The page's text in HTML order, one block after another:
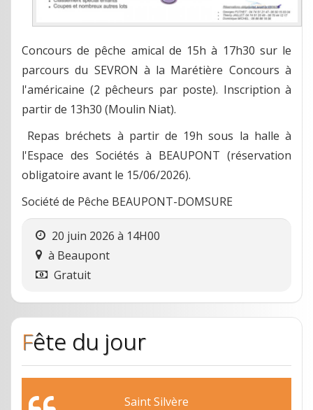
Concours de pêche amical de 15h à 17h30 sur le
parcours du SEVRON à la Marétière Concours à
l'américaine (2 pêcheurs par poste). Inscription à
partir de 13h30 (Moulin Niat).
Repas bréchets à partir de 19h sous la halle à
l'Espace des Sociétés à BEAUPONT (réservation
obligatoire avant le 15/06/2026).
Société de Pêche BEAUPONT-DOMSURE
20 juin 2026 à 14H00
à Beaupont
Gratuit
Fête du jour
Saint Silvère